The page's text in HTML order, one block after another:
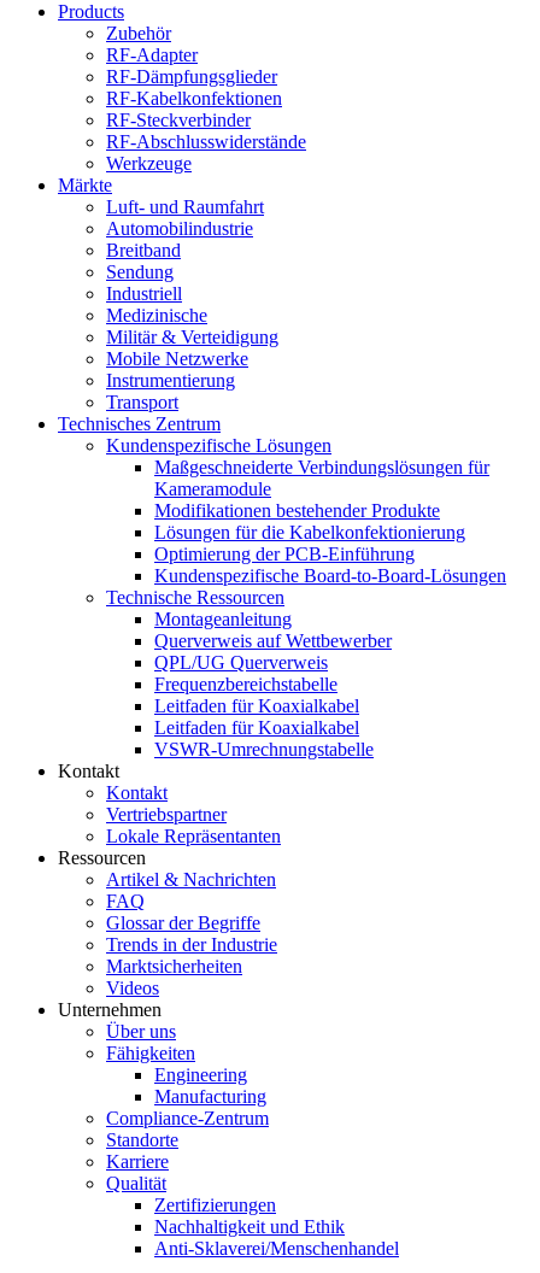
Products
Zubehör
RF-Adapter
RF-Dämpfungsglieder
RF-Kabelkonfektionen
RF-Steckverbinder
RF-Abschlusswiderstände
Werkzeuge
Märkte
Luft- und Raumfahrt
Automobilindustrie
Breitband
Sendung
Industriell
Medizinische
Militär & Verteidigung
Mobile Netzwerke
Instrumentierung
Transport
Technisches Zentrum
Kundenspezifische Lösungen
Maßgeschneiderte Verbindungslösungen für
Kameramodule
Modifikationen bestehender Produkte
Lösungen für die Kabelkonfektionierung
Optimierung der PCB-Einführung
Kundenspezifische Board-to-Board-Lösungen
Technische Ressourcen
Montageanleitung
Querverweis auf Wettbewerber
QPL/UG Querverweis
Frequenzbereichstabelle
Leitfaden für Koaxialkabel
Leitfaden für Koaxialkabel
VSWR-Umrechnungstabelle
Kontakt
Kontakt
Vertriebspartner
Lokale Repräsentanten
Ressourcen
Artikel & Nachrichten
FAQ
Glossar der Begriffe
Trends in der Industrie
Marktsicherheiten
Videos
Unternehmen
Über uns
Fähigkeiten
Engineering
Manufacturing
Compliance-Zentrum
Standorte
Karriere
Qualität
Zertifizierungen
Nachhaltigkeit und Ethik
Anti-Sklaverei/Menschenhandel